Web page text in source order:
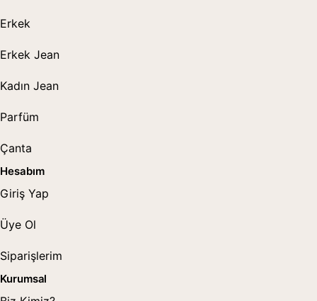
Erkek
Erkek Jean
Kadın Jean
Parfüm
Çanta
Hesabım
Giriş Yap
Üye Ol
Siparişlerim
Kurumsal